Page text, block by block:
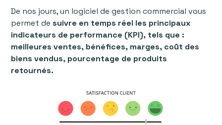
De nos jours, un logiciel de gestion commercial vous
permet desuivre en temps réel les principaux
indicateurs de performance (KPI), tels que :
meilleures ventes, bénéfices, marges, coût des
biens vendus, pourcentage de produits
retournés.